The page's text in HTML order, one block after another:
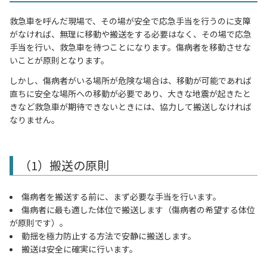
救急車を呼んだ現場で、その場が安全で応急手当を行うのに支障
がなければ、無理に移動や搬送をする必要はなく、その場で応急
手当を行い、救急車を待つことになります。傷病者を移動させな
いことが原則となります。
しかし、傷病者がいる場所が危険な場合は、移動が可能であれば
直ちに安全な場所への移動が必要であり、大きな地震が起きたと
きなど救急車が期待できないときには、協力して搬送しなければ
なりません。
（1）搬送の原則
傷病者を搬送する前に、まず必要な手当を行います。
傷病者に最も適した体位で搬送します（傷病者の希望する体位
が原則です）。
動揺を極力防止する方法で安静に搬送します。
搬送は安全に確実に行います。